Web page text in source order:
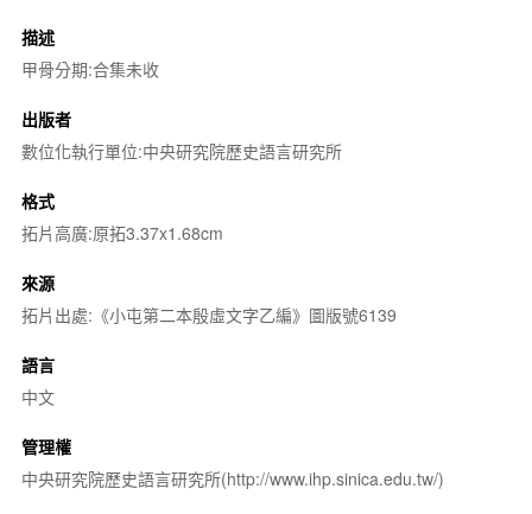
描述
甲骨分期:合集未收
出版者
數位化執行單位:中央研究院歷史語言研究所
格式
拓片高廣:原拓3.37x1.68cm
來源
拓片出處:《小屯第二本殷虛文字乙編》圖版號6139
語言
中文
管理權
中央研究院歷史語言研究所(http://www.ihp.sinica.edu.tw/)